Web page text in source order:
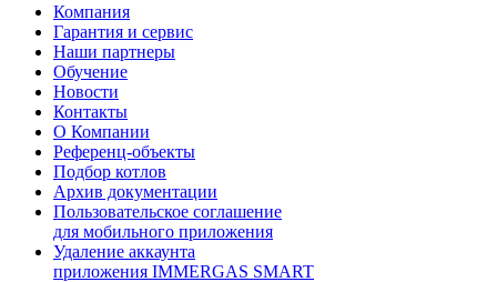
Компания
Гарантия и сервис
Наши партнеры
Обучение
Новости
Контакты
О Компании
Референц-объекты
Подбор котлов
Архив документации
Пользовательское соглашение
для мобильного приложения
Удаление аккаунта
приложения IMMERGAS SMART